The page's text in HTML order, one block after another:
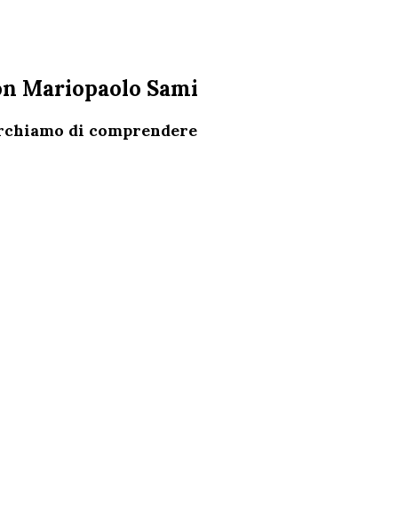
Mariopaolo Sami
di comprendere